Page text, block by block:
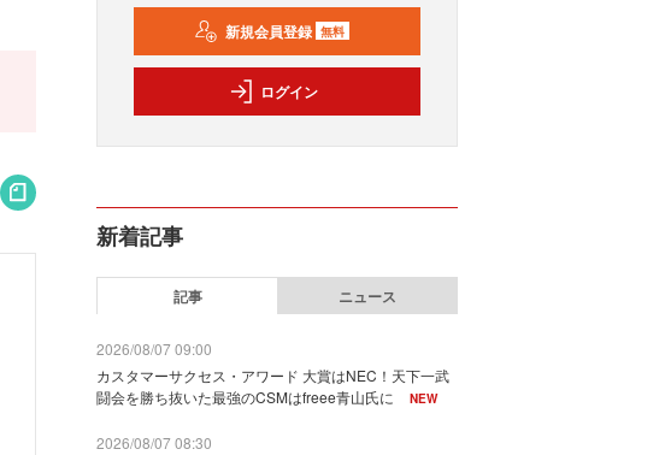
新規会員登録 無料
ログイン
新着記事
記事 ニュース
2026/08/07 09:00
カスタマーサクセス・アワード 大賞はNEC！天下一武
闘会を勝ち抜いた最強のCSMはfreee青山氏に
NEW
2026/08/07 08:30